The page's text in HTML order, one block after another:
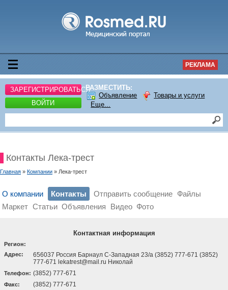
РЕКЛАМА
ЗАРЕГИСТРИРОВАТЬСЯ
ВОЙТИ
РАЗМЕСТИТЬ:
Объявление
Товары и услуги
Еще...
Контакты Лека-трест
Главная » Компании » Лека-трест
О компании Контакты Отправить сообщение Файлы
Маркет Статьи Объявления Видео Фото
Контактная информация
Регион:
Адрес:
656037 Россия Барнаул С-Западная 23/а (3852) 777-671 (3852)
777-671 lekatrest@mail.ru Николай
Телефон: (3852) 777-671
Факс: (3852) 777-671